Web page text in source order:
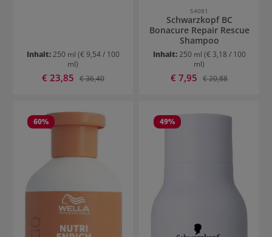
Inhalt:250 ml (€ 9,54 / 100
ml)
Verkaufspreis:
€ 23,85 Regulärer Preis:
€ 36,40
54081
Schwarzkopf BC
Bonacure Repair Rescue
Shampoo
Inhalt:250 ml (€ 3,18 / 100
ml)
Verkaufspreis:
€ 7,95 Regulärer Preis:
€ 20,88
60% 49%